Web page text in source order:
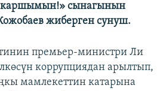
каршымын!» сынагынын
жиберген сунуш.
премьер-министри Ли
коррупциядан арылтып,
мамлекеттин катарына